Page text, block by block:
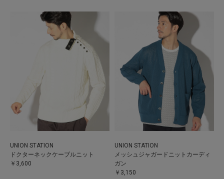
UNION STATION
ドクターネックケーブルニット
￥3,600
UNION STATION
メッシュジャガードニットカーディ
ガン
￥3,150